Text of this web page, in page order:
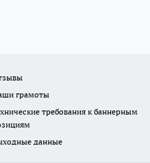
грамоты
требования к баннерным
данные